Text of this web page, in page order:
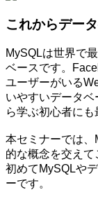
これからデー
MySQLは世界で
ベースです。
ユーザーがいる
いやすいデータ
ら学ぶ初心者にも
本セミナーでは
的な概念を交えて
初めてMySQLや
ーです。